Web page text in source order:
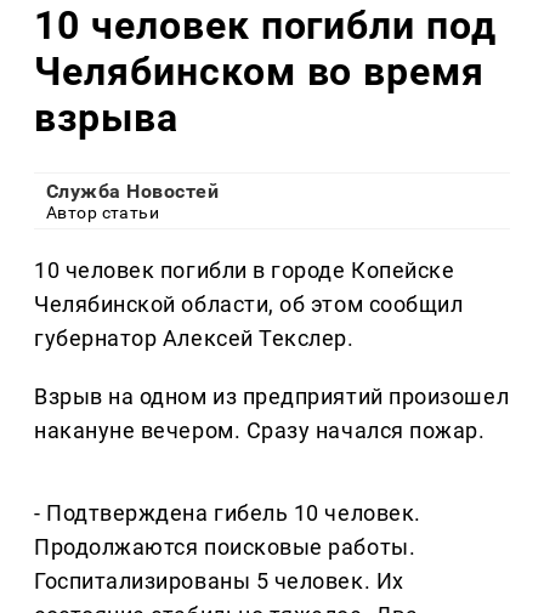
10 человек погибли под
Челябинском во время
взрыва
Служба Новостей
Автор статьи
10 человек погибли в городе Копейске
Челябинской области, об этом сообщил
губернатор Алексей Текслер.
Взрыв на одном из предприятий произошел
накануне вечером. Сразу начался пожар.
- Подтверждена гибель 10 человек.
Продолжаются поисковые работы.
Госпитализированы 5 человек. Их